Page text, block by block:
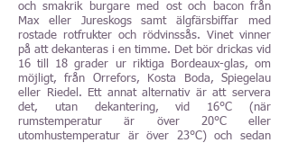
och smakrik burgare med ost och bacon från
Max eller Jureskogs samt älgfärsbiffar med
rostade rotfrukter och rödvinssås. Vinet vinner
på att dekanteras i en timme. Det bör drickas vid
16 till 18 grader ur riktiga Bordeaux-glas, om
möjligt, från Orrefors, Kosta Boda, Spiegelau
eller Riedel. Ett annat alternativ är att servera
det, utan dekantering, vid 16°C (när
rumstemperatur är över 20°C eller
utomhustemperatur är över 23°C) och sedan